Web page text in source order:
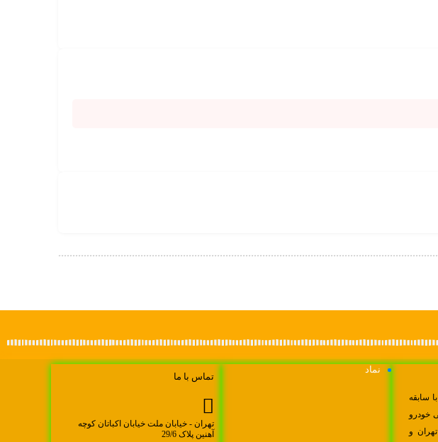
سابقه
خودرو
و
نماد
تماس با ما
تهران - خیابان ملت خیابان اکباتان کوچه
آهنین پلاک 29/6